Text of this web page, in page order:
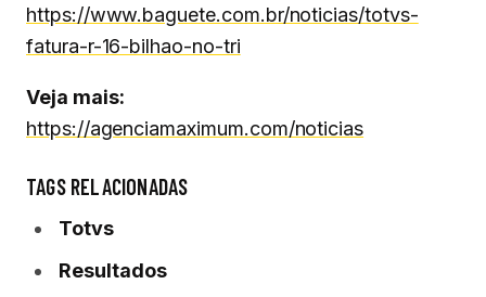
https://www.baguete.com.br/noticias/totvs-
fatura-r-16-bilhao-no-tri
Veja mais:
https://agenciamaximum.com/noticias
TAGS RELACIONADAS
Totvs
Resultados